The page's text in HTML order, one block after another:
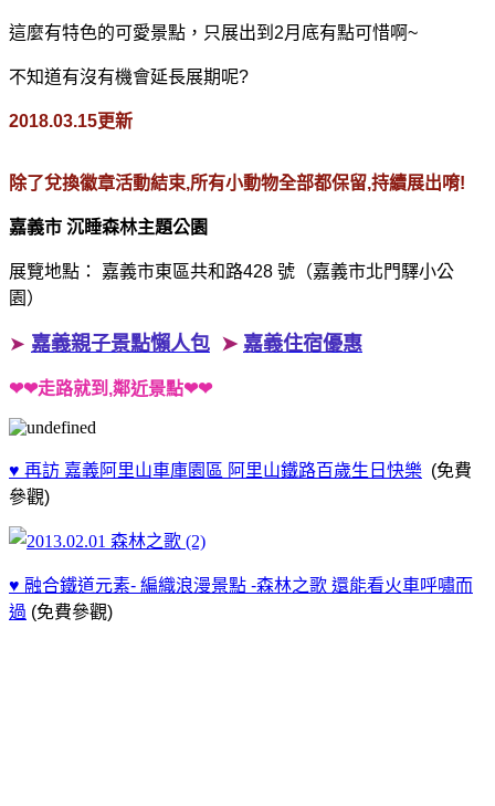
這麼有特色的可愛景點，只展出到2月底有點可惜啊~
不知道有沒有機會延長展期呢?
2018.03.15更新
除了兌換徽章活動結束,所有小動物全部都保留,持續展出唷!
嘉義市 沉睡森林主題公園
展覽地點： 嘉義市東區共和路428 號（嘉義市北門驛小公
園）
➤ 嘉義親子景點懶人包 ➤ 嘉義住宿優惠
❤❤走路就到,鄰近景點❤❤
♥ 再訪 嘉義阿里山車庫園區 阿里山鐵路百歲生日快樂 (免費
參觀)
♥ 融合鐵道元素- 編織浪漫景點 -森林之歌 還能看火車呼嘯而
過 (免費參觀)